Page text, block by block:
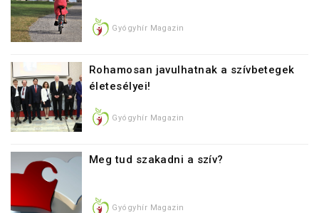
Gyógyhír Magazin
Rohamosan javulhatnak a szívbetegek
életesélyei!
Gyógyhír Magazin
Meg tud szakadni a szív?
Gyógyhír Magazin